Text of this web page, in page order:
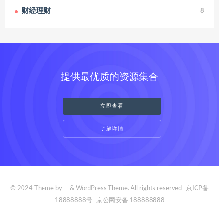
财经理财 8
提供最优质的资源集合
立即查看
了解详情
© 2024 Theme by - & WordPress Theme. All rights reserved
京ICP备
18888888号
京公网安备 188888888